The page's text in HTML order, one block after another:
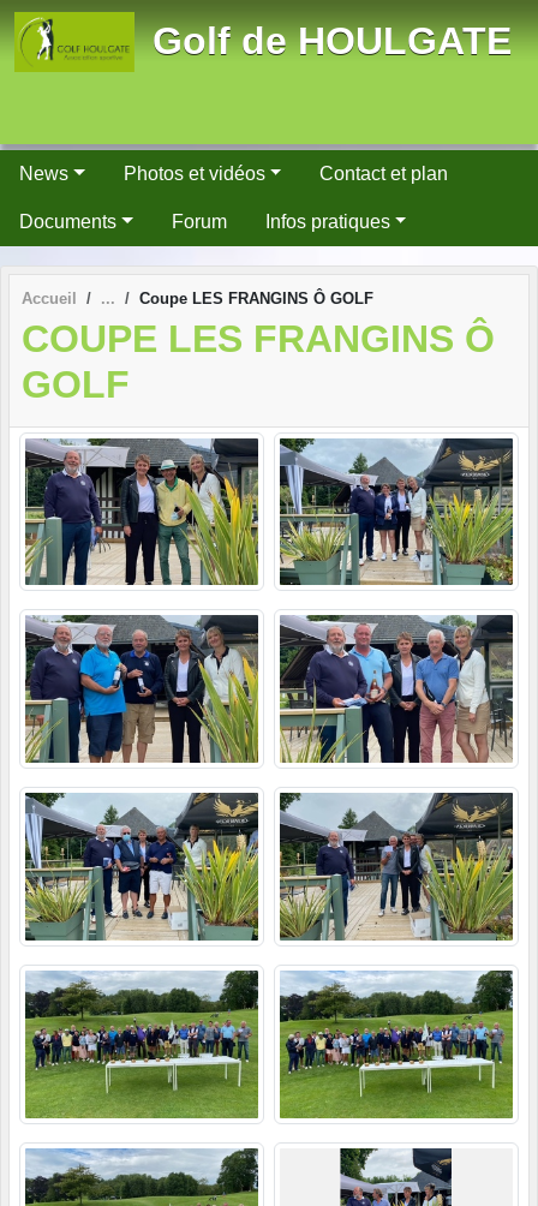
Golf de HOULGATE
News Photos et vidéos Contact et plan
Documents Forum Infos pratiques
Accueil Coupe LES FRANGINS Ô GOLF
COUPE LES FRANGINS Ô
GOLF
Panneau de gestion des cookies